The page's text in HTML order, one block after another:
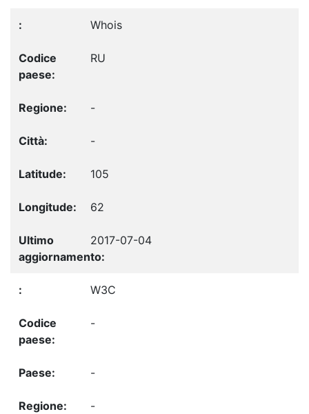
Whois
RU
-
-
105
62
2017-07-04
W3C
-
-
-